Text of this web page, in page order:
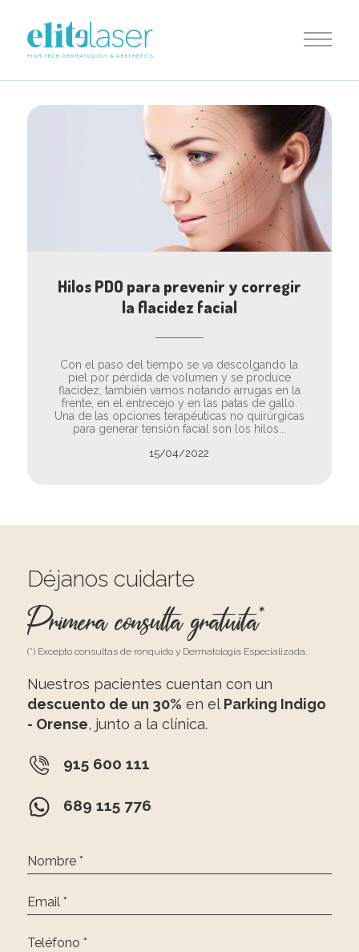
Hilos PDO para prevenir y corregir
la flacidez facial
Con el paso del tiempo se va descolgando la
piel por pérdida de volumen y se produce
flacidez, también vamos notando arrugas en la
frente, en el entrecejo y en las patas de gallo.
Una de las opciones terapéuticas no quirúrgicas
para generar tensión facial son los hilos...
15/04/2022
Déjanos cuidarte
Primera consulta gratuita*
(*) Excepto consultas de ronquido y Dermatología Especializada.
Nuestros pacientes cuentan con un
descuento de un 30% en el Parking Indigo
- Orense, junto a la clínica.
915 600 111
689 115 776
Nombre *
Email *
Teléfono *